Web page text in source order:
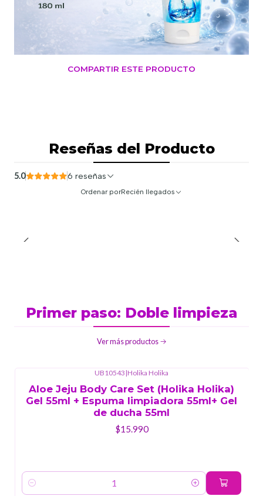
COMPARTIR ESTE PRODUCTO
Reseñas del Producto
5.0 6 reseñas
Ordenar porRecién llegados
Primer paso: Doble limpieza
Ver más productos
UB10543|Holika Holika
Aloe Jeju Body Care Set (Holika Holika)
Gel 55ml + Espuma limpiadora 55ml+ Gel
de ducha 55ml
$15.990
Cantidad